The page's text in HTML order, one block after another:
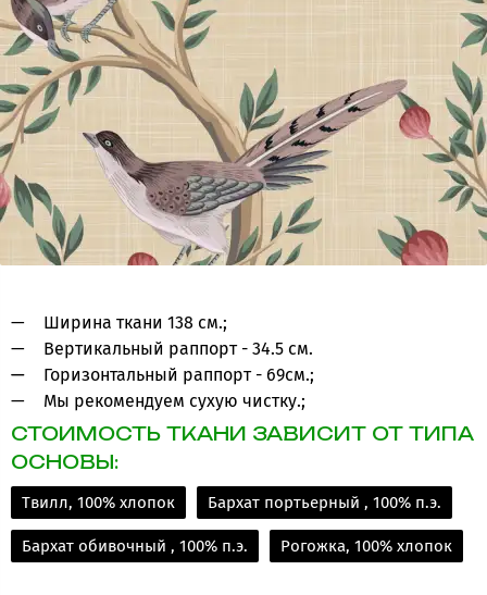
Ширина ткани 138 см.;
Вертикальный раппорт - 34.5 см.
Горизонтальный раппорт - 69см.;
Мы рекомендуем сухую чистку.;
СТОИМОСТЬ ТКАНИ ЗАВИСИТ ОТ ТИПА
ОСНОВЫ:
Твилл, 100% хлопок Бархат портьерный , 100% п.э.
Бархат обивочный , 100% п.э. Рогожка, 100% хлопок